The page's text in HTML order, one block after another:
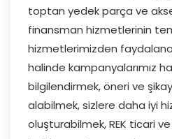
toptan yedek parça ve
finansman hizmetlerinin
hizmetlerimizden
halinde kampanyalarımız
bilgilendirmek, öneri ve
alabilmek, sizlere daha iyi
oluşturabilmek, REK ticari